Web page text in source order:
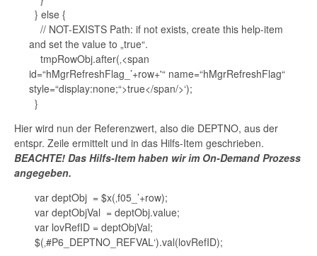
} else {
// NOT-EXISTS Path: if not exists, create this help-item
and set the value to „true“.
tmpRowObj.after(‚<span
id=“hMgrRefreshFlag_’+row+'“ name=“hMgrRefreshFlag“
style=“display:none;“>true</span/>‘);
}
Hier wird nun der Referenzwert, also die DEPTNO, aus der
entspr. Zeile ermittelt und in das Hilfs-Item geschrieben.
BEACHTE! Das Hilfs-Item haben wir im On-Demand Prozess
angegeben.
var deptObj = $x(‚f05_’+row);
var deptObjVal = deptObj.value;
var lovRefID = deptObjVal;
$(‚#P6_DEPTNO_REFVAL‘).val(lovRefID);